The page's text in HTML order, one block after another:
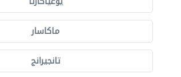
ماكاسار
تانجيرانج